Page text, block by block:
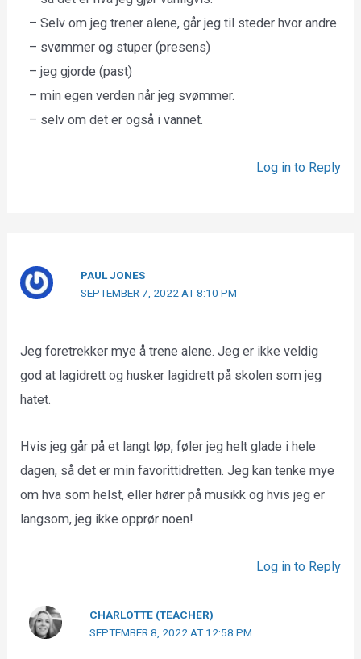
– Selv om jeg trener alene, går jeg til steder hvor andre
– svømmer og stuper (presens)
– jeg gjorde (past)
– min egen verden når jeg svømmer.
– selv om det er også i vannet.
Log in to Reply
PAUL JONES
SEPTEMBER 7, 2022 AT 8:10 PM
Jeg foretrekker mye å trene alene. Jeg er ikke veldig
god at lagidrett og husker lagidrett på skolen som jeg
hatet.
Hvis jeg går på et langt løp, føler jeg helt glade i hele
dagen, så det er min favorittidretten. Jeg kan tenke mye
om hva som helst, eller hører på musikk og hvis jeg er
langsom, jeg ikke opprør noen!
Log in to Reply
CHARLOTTE (TEACHER)
SEPTEMBER 8, 2022 AT 12:58 PM